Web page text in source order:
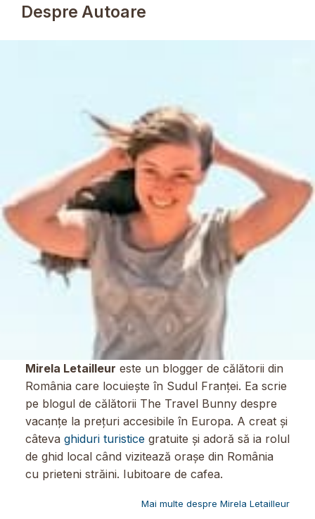
Despre Autoare
Mirela Letailleur este un blogger de călătorii din
România care locuiește în Sudul Franței. Ea scrie
pe blogul de călătorii The Travel Bunny despre
vacanțe la prețuri accesibile în Europa. A creat și
câteva ghiduri turisticegratuite și adoră să ia rolul
de ghid local când vizitează orașe din România
cu prieteni străini. Iubitoare de cafea.
Mai multe despre Mirela Letailleur